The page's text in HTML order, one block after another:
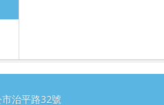
市治平路32號